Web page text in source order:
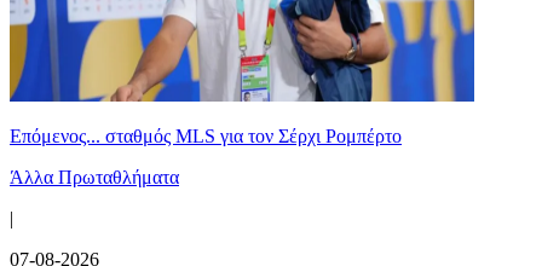
Επόμενος... σταθμός MLS για τον Σέρχι Ρομπέρτο
Άλλα Πρωταθλήματα
|
07-08-2026